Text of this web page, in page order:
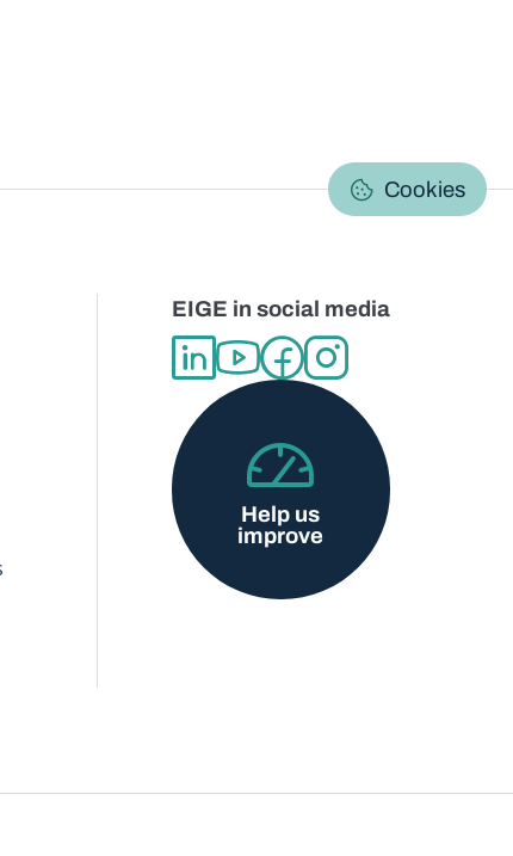
Cookies
EIGE in social media
Help us
improve